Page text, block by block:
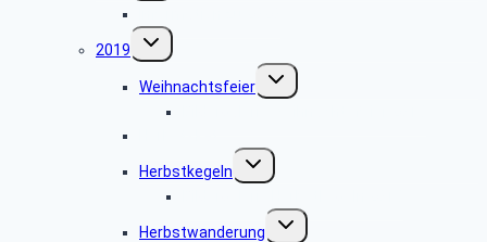
2019
Untermenü
umschalten
Weihnachtsfeier
Untermenü
umschalten
Herbstkegeln
Untermenü
umschalten
Herbstwanderung
Untermenü
umschalten